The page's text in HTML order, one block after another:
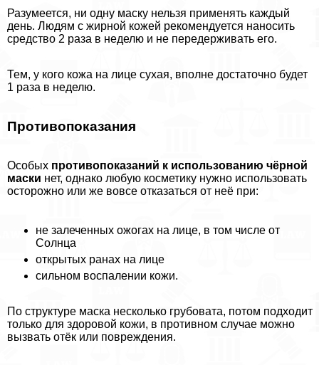
Разумеется, ни одну маску нельзя применять каждый
день. Людям с жирной кожей рекомендуется наносить
средство 2 раза в неделю и не передерживать его.
Тем, у кого кожа на лице сухая, вполне достаточно будет
1 раза в неделю.
Противопоказания
Особых противопоказаний к использованию чёрной
маски нет, однако любую косметику нужно использовать
осторожно или же вовсе отказаться от неё при:
не залеченных ожогах на лице, в том числе от
Солнца
открытых ранах на лице
сильном воспалении кожи.
По структуре маска несколько грубовата, потом подходит
только для здоровой кожи, в противном случае можно
вызвать отёк или повреждения.